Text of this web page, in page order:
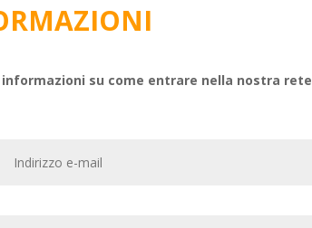
su come entrare nella nostra rete